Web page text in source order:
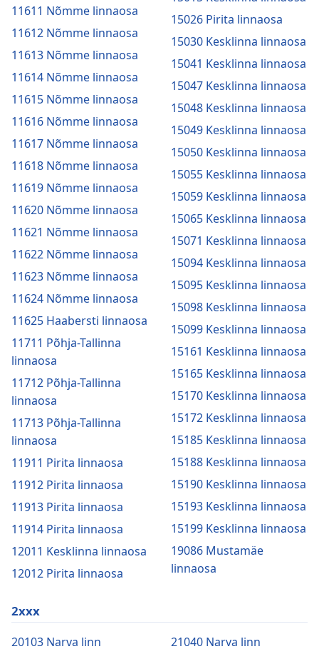
11611 Nõmme linnaosa
11612 Nõmme linnaosa
11613 Nõmme linnaosa
11614 Nõmme linnaosa
11615 Nõmme linnaosa
11616 Nõmme linnaosa
11617 Nõmme linnaosa
11618 Nõmme linnaosa
11619 Nõmme linnaosa
11620 Nõmme linnaosa
11621 Nõmme linnaosa
11622 Nõmme linnaosa
11623 Nõmme linnaosa
11624 Nõmme linnaosa
11625 Haabersti linnaosa
11711 Põhja-Tallinna
linnaosa
11712 Põhja-Tallinna
linnaosa
11713 Põhja-Tallinna
linnaosa
11911 Pirita linnaosa
11912 Pirita linnaosa
11913 Pirita linnaosa
11914 Pirita linnaosa
12011 Kesklinna linnaosa
12012 Pirita linnaosa
15026 Pirita linnaosa
15030 Kesklinna linnaosa
15041 Kesklinna linnaosa
15047 Kesklinna linnaosa
15048 Kesklinna linnaosa
15049 Kesklinna linnaosa
15050 Kesklinna linnaosa
15055 Kesklinna linnaosa
15059 Kesklinna linnaosa
15065 Kesklinna linnaosa
15071 Kesklinna linnaosa
15094 Kesklinna linnaosa
15095 Kesklinna linnaosa
15098 Kesklinna linnaosa
15099 Kesklinna linnaosa
15161 Kesklinna linnaosa
15165 Kesklinna linnaosa
15170 Kesklinna linnaosa
15172 Kesklinna linnaosa
15185 Kesklinna linnaosa
15188 Kesklinna linnaosa
15190 Kesklinna linnaosa
15193 Kesklinna linnaosa
15199 Kesklinna linnaosa
19086 Mustamäe
linnaosa
2xxx
20103 Narva linn
21040 Narva linn